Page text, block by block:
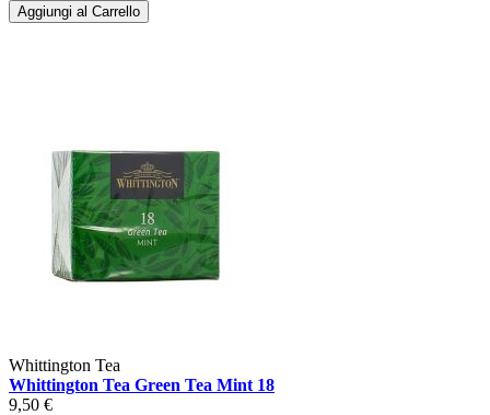
Aggiungi al Carrello
Whittington Tea
Whittington Tea Green Tea Mint 18
9,50 €